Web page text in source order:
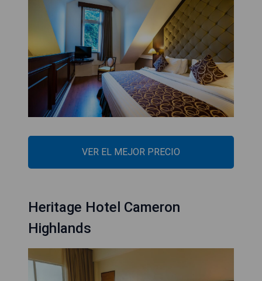
VER EL MEJOR PRECIO
Heritage Hotel Cameron
Highlands